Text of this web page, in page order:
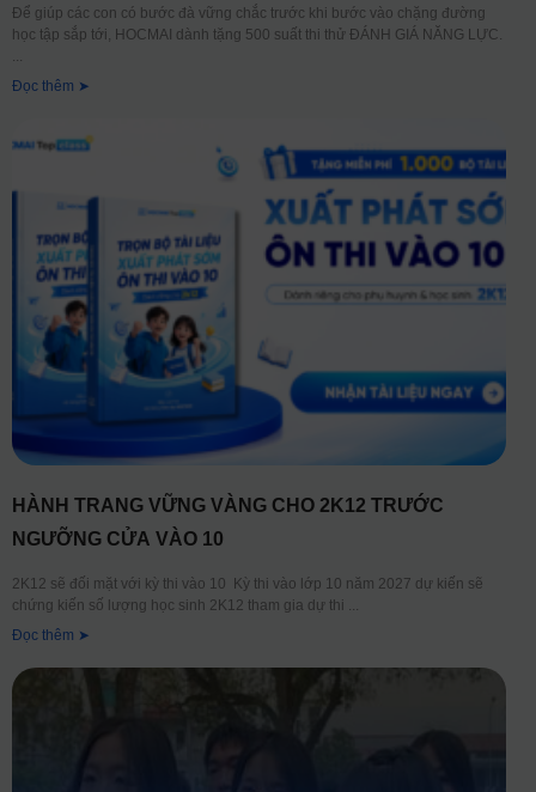
Để giúp các con có bước đà vững chắc trước khi bước vào chặng đường
học tập sắp tới, HOCMAI dành tặng 500 suất thi thử ĐÁNH GIÁ NĂNG LỰC.
Đọc thêm ➤
HÀNH TRANG VỮNG VÀNG CHO 2K12 TRƯỚC
NGƯỠNG CỬA VÀO 10
2K12 sẽ đối mặt với kỳ thi vào 10 Kỳ thi vào lớp 10 năm 2027 dự kiến sẽ
chứng kiến số lượng học sinh 2K12 tham gia dự thi
Đọc thêm ➤